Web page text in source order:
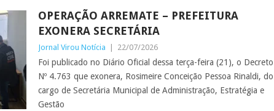
OPERAÇÃO ARREMATE – PREFEITURA
EXONERA SECRETÁRIA
Jornal Virou Notícia 22/07/2026
Foi publicado no Diário Oficial dessa terça-feira (21), o Decreto
Nº 4.763 que exonera, Rosimeire Conceição Pessoa Rinaldi, do
cargo de Secretária Municipal de Administração, Estratégia e
Gestão